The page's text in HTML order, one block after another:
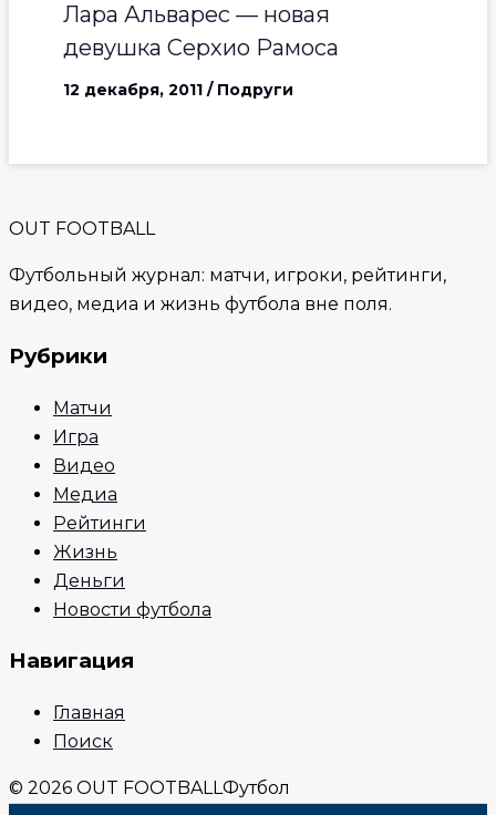
Лара Альварес — новая
девушка Серхио Рамоса
12 декабря, 2011 / Подруги
OUT FOOTBALL
Футбольный журнал: матчи, игроки, рейтинги,
видео, медиа и жизнь футбола вне поля.
Рубрики
Матчи
Игра
Видео
Медиа
Рейтинги
Жизнь
Деньги
Новости футбола
Навигация
Главная
Поиск
© 2026 OUT FOOTBALLФутбол